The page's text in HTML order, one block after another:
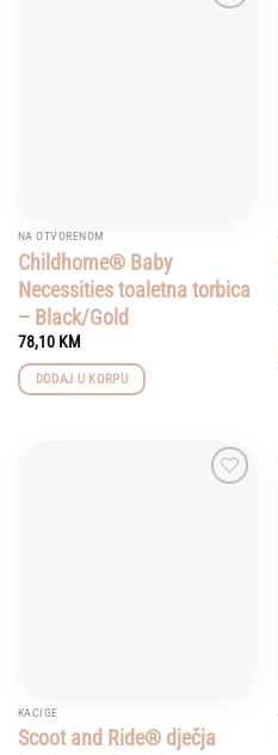
NA OTVORENOM
Childhome® Baby
Necessities toaletna torbica
– Black/Gold
78,10 KM
DODAJ U KORPU
KACIGE
Scoot and Ride® dječja